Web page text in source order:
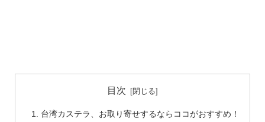
目次
台湾カステラ、お取り寄せするならココがおすすめ！